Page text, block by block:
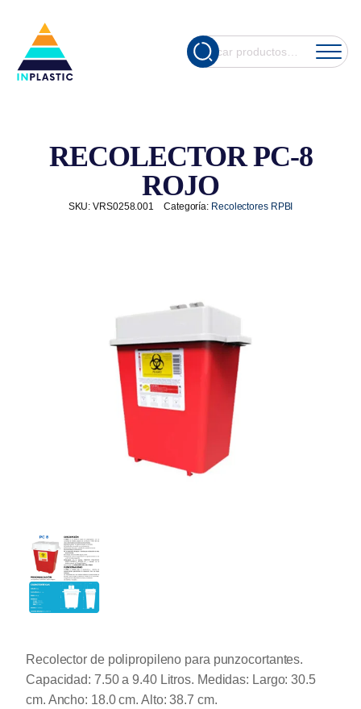
Buscar
por:
Cuando hay
RECOLECTOR PC-8
ROJO
SKU:VRS0258.001 Categoría: Recolectores RPBI
Recolector de polipropileno para punzocortantes.
Capacidad: 7.50 a 9.40 Litros. Medidas: Largo: 30.5
cm. Ancho: 18.0 cm. Alto: 38.7 cm.